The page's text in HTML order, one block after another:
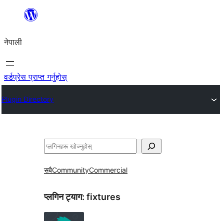
सामग्रीमा
नेपाली
वर्डप्रेस प्राप्त गर्नुहोस्
Plugin Directory
खोज्नुहोस्
सबैCommunityCommercial
प्लगिन ट्याग: fixtures